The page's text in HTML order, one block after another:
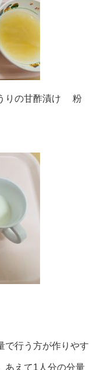
りの甘酢漬け 粉
行う方が作りやす
あえて1人分の分量